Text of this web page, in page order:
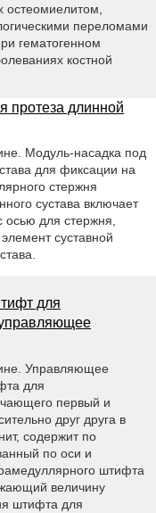
переломами
гематогенном
костной
протеза длинной
Модуль-насадка под
для фиксации на
стержня
сустава включает
осью для стержня,
суставной
для
управляющее
Управляющее
для
первый и
друг друга в
содержит по
по оси и
штифта
величину
штифта для